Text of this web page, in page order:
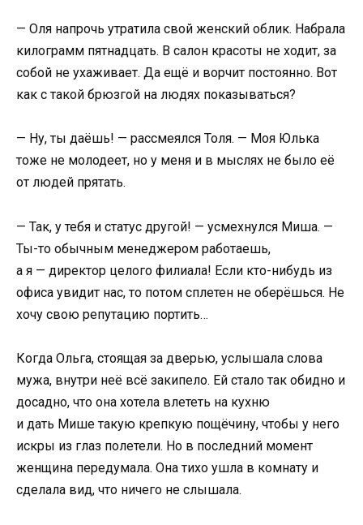
— Оля напрочь утратила свой женский облик. Набрала
килограмм пятнадцать. В салон красоты не ходит, за
собой не ухаживает. Да ещё и ворчит постоянно. Вот
как с такой брюзгой на людях показываться?
— Ну, ты даёшь! — рассмеялся Толя. — Моя Юлька
тоже не молодеет, но у меня и в мыслях не было её
от людей прятать.
— Так, у тебя и статус другой! — усмехнулся Миша. —
Ты-то обычным менеджером работаешь,
а я — директор целого филиала! Если кто-нибудь из
офиса увидит нас, то потом сплетен не оберёшься. Не
хочу свою репутацию портить…
Когда Ольга, стоящая за дверью, услышала слова
мужа, внутри неё всё закипело. Ей стало так обидно и
досадно, что она хотела влететь на кухню
и дать Мише такую крепкую пощёчину, чтобы у него
искры из глаз полетели. Но в последний момент
женщина передумала. Она тихо ушла в комнату и
сделала вид, что ничего не слышала.